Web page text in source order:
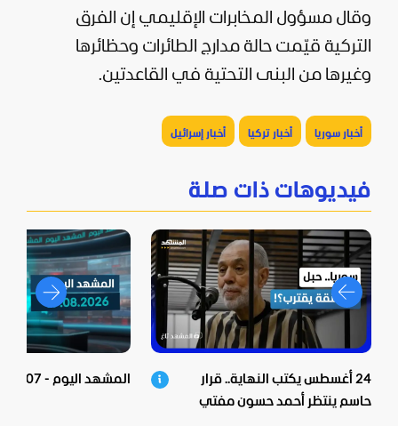
وقال مسؤول المخابرات الإقليمي إن الفرق
التركية قيّمت حالة مدارج الطائرات وحظائرها
وغيرها من البنى التحتية في القاعدتين.
أخبار سوريا أخبار تركيا أخبار إسرائيل
فيديوهات ذات صلة
24 أغسطس يكتب النهاية.. قرار
حاسم ينتظر أحمد حسون مفتي
المشهد اليوم - 07-08-2026